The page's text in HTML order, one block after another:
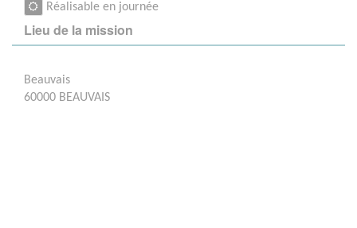
Réalisable en journée
Lieu de la mission
Beauvais
60000 BEAUVAIS